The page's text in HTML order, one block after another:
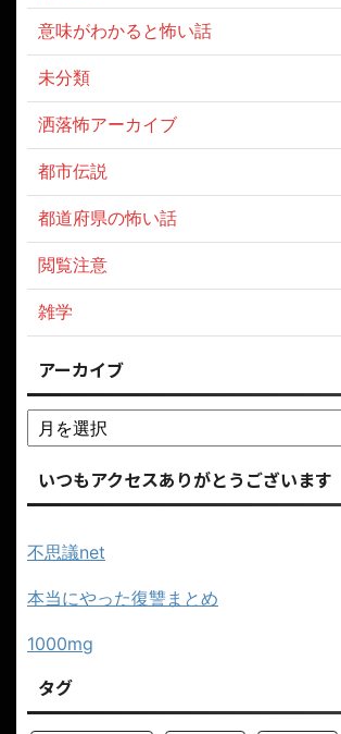
意味がわかると怖い話
未分類
洒落怖アーカイブ
都市伝説
都道府県の怖い話
閲覧注意
雑学
アーカイブ
いつもアクセスありがとうございます
不思議net
本当にやった復讐まとめ
1000mg
タグ